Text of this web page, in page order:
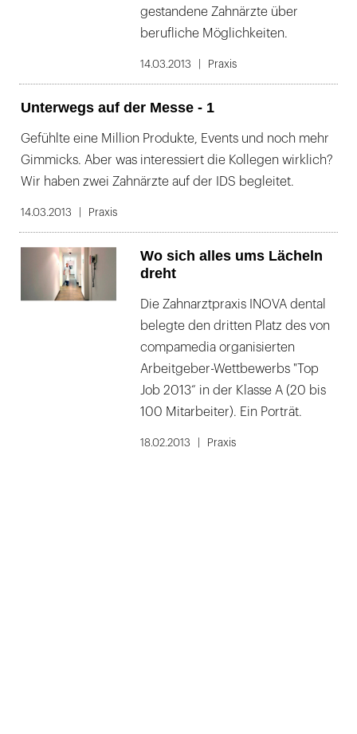
gestandene Zahnärzte über
berufliche Möglichkeiten.
14.03.2013 Praxis
Unterwegs auf der Messe - 1
Gefühlte eine Million Produkte, Events und noch mehr
Gimmicks. Aber was interessiert die Kollegen wirklich?
Wir haben zwei Zahnärzte auf der IDS begleitet.
14.03.2013 Praxis
Wo sich alles ums Lächeln
dreht
Die Zahnarztpraxis INOVA dental
belegte den dritten Platz des von
compamedia organisierten
Arbeitgeber-Wettbewerbs "Top
Job 2013“ in der Klasse A (20 bis
100 Mitarbeiter). Ein Porträt.
18.02.2013 Praxis